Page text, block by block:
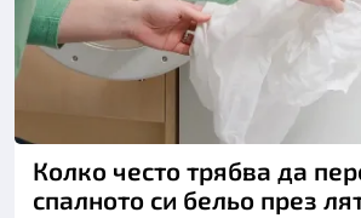
Колко често трябва да
спалното си бельо през